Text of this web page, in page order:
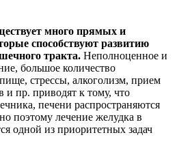
много прямых и
способствуют развитию
тракта. Неполноценное и
большое количество
стрессы, алкоголизм, прием
и пр. приводят к тому, что
печени распространяются
поэтому лечение желудка в
одной из приоритетных задач